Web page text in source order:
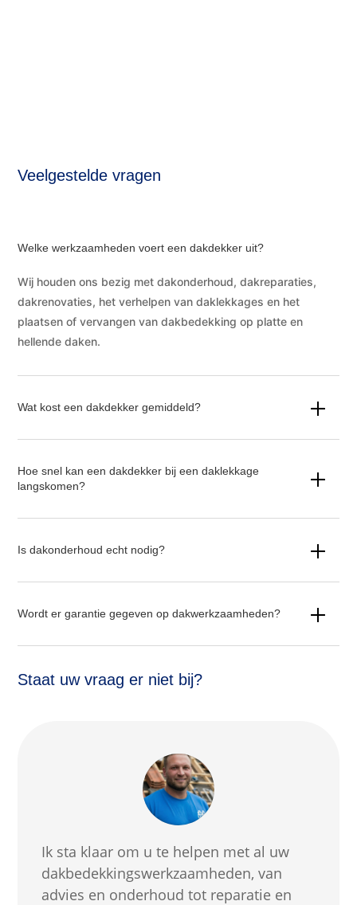
Veelgestelde vragen
Welke werkzaamheden voert een dakdekker uit?
Wij houden ons bezig met dakonderhoud, dakreparaties,
dakrenovaties, het verhelpen van daklekkages en het
plaatsen of vervangen van dakbedekking op platte en
hellende daken.
Wat kost een dakdekker gemiddeld?
Hoe snel kan een dakdekker bij een daklekkage
langskomen?
Is dakonderhoud echt nodig?
Wordt er garantie gegeven op dakwerkzaamheden?
Staat uw vraag er niet bij?
Ik sta klaar om u te helpen met al uw
dakbedekkingswerkzaamheden, van
advies en onderhoud tot reparatie en